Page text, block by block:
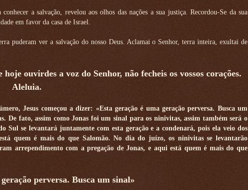
a salvação, revelou aos olhos das nações a sua justiça. Recordou-Se da sua
em favor da casa de Israel.
puderam ver a salvação do nosso Deus. Aclamai o Senhor, terra inteira, exultai de
hoje ouvirdes a voz do Senhor, não fecheis os vossos corações.
Aleluia.
Jesus começou a dizer: «Esta geração é uma geração perversa. Busca um
De fato, assim como Jonas foi um sinal para os ninivitas, assim também será o
se levantará juntamente com esta geração e a condenará, pois ela veio dos
quem é mais do que Salomão. No dia do juízo, os ninivitas se levantarão
arrependimento com a pregação de Jonas, e aqui está quem é mais do que
perversa. Busca um sinal»